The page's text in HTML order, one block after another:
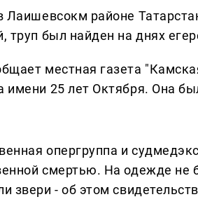
Лаишевсокм районе
труп был найден на днях
местная газета
имени 25 лет Октября. Она
опергруппа и
смертью. На одежде
звери - об этом